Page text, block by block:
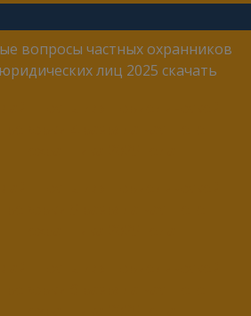
вопросы частных охранников
лиц 2025 скачать